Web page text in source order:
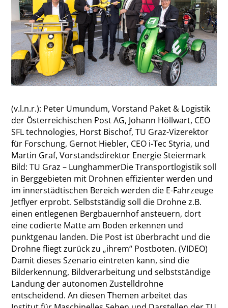
(v.l.n.r.): Peter Umundum, Vorstand Paket & Logistik
der Österreichischen Post AG, Johann Höllwart, CEO
SFL technologies, Horst Bischof, TU Graz-Vizerektor
für Forschung, Gernot Hiebler, CEO i-Tec Styria, und
Martin Graf, Vorstandsdirektor Energie Steiermark
Bild: TU Graz – LunghammerDie Transportlogistik soll
in Berggebieten mit Drohnen effizienter werden und
im innerstädtischen Bereich werden die E-Fahrzeuge
Jetflyer erprobt. Selbstständig soll die Drohne z.B.
einen entlegenen Bergbauernhof ansteuern, dort
eine codierte Matte am Boden erkennen und
punktgenau landen. Die Post ist überbracht und die
Drohne fliegt zurück zu „ihrem“ Postboten. (VIDEO)
Damit dieses Szenario eintreten kann, sind die
Bilderkennung, Bildverarbeitung und selbstständige
Landung der autonomen Zustelldrohne
entscheidend. An diesen Themen arbeitet das